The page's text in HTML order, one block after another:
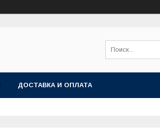
ДОСТАВКА И ОПЛАТА